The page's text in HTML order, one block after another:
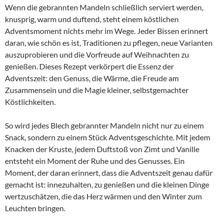
Wenn die gebrannten Mandeln schließlich serviert werden,
knusprig, warm und duftend, steht einem köstlichen
Adventsmoment nichts mehr im Wege. Jeder Bissen erinnert
daran, wie schön es ist, Traditionen zu pflegen, neue Varianten
auszuprobieren und die Vorfreude auf Weihnachten zu
genießen. Dieses Rezept verkörpert die Essenz der
Adventszeit: den Genuss, die Wärme, die Freude am
Zusammensein und die Magie kleiner, selbstgemachter
Köstlichkeiten.
So wird jedes Blech gebrannter Mandeln nicht nur zu einem
Snack, sondern zu einem Stück Adventsgeschichte. Mit jedem
Knacken der Kruste, jedem Duftstoß von Zimt und Vanille
entsteht ein Moment der Ruhe und des Genusses. Ein
Moment, der daran erinnert, dass die Adventszeit genau dafür
gemacht ist: innezuhalten, zu genießen und die kleinen Dinge
wertzuschätzen, die das Herz wärmen und den Winter zum
Leuchten bringen.